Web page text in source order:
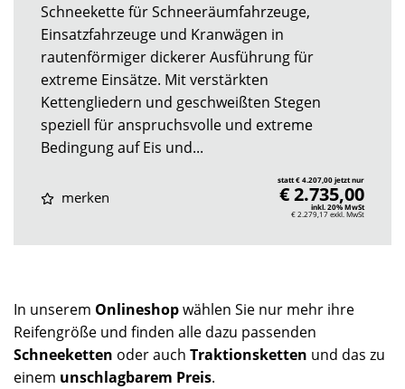
Schneekette für Schneeräumfahrzeuge,
Einsatzfahrzeuge und Kranwägen in
rautenförmiger dickerer Ausführung für
extreme Einsätze. Mit verstärkten
Kettengliedern und geschweißten Stegen
speziell für anspruchsvolle und extreme
Bedingung auf Eis und...
merken
statt € 4.207,00 jetzt nur
€ 2.735,00
inkl. 20% MwSt
€ 2.279,17exkl. MwSt
In unserem Onlineshopwählen Sie nur mehr ihre
Reifengröße und finden alle dazu passenden
Schneeketten oder auch Traktionsketten und das zu
einem unschlagbarem Preis.